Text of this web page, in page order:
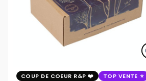
COUP DE COEUR R&P TOP VENTE